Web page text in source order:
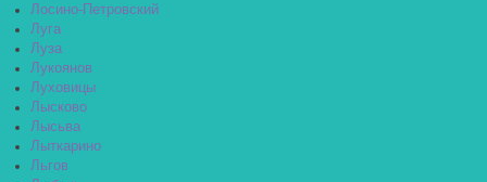
Лосино-Петровский
Луга
Луза
Лукоянов
Луховицы
Лысково
Лысьва
Лыткарино
Льгов